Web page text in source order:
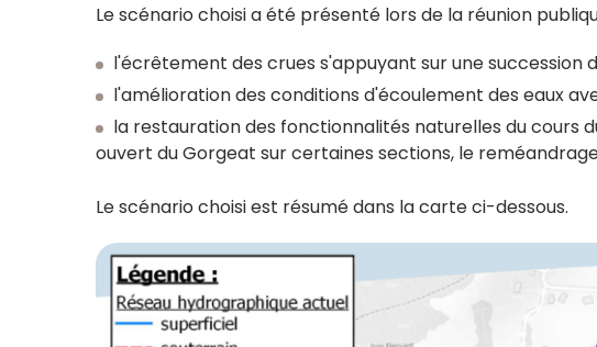
Le scénario choisi a été présenté lors de la réunion
l'écrêtement des crues s'appuyant sur une succession
l'amélioration des conditions d'écoulement des eaux
la restauration des fonctionnalités naturelles du cours
ouvert du Gorgeat sur certaines sections, le
Le scénario choisi est résumé dans la carte ci-dessous.